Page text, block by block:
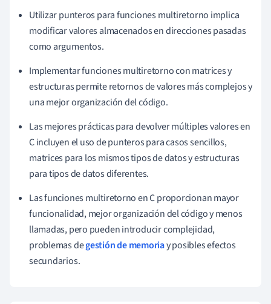
Utilizar punteros para funciones multiretorno implica
modificar valores almacenados en direcciones pasadas
como argumentos.
Implementar funciones multiretorno con matrices y
estructuras permite retornos de valores más complejos y
una mejor organización del código.
Las mejores prácticas para devolver múltiples valores en
C incluyen el uso de punteros para casos sencillos,
matrices para los mismos tipos de datos y estructuras
para tipos de datos diferentes.
Las funciones multiretorno en C proporcionan mayor
funcionalidad, mejor organización del código y menos
llamadas, pero pueden introducir complejidad,
problemas degestión de memoriay posibles efectos
secundarios.